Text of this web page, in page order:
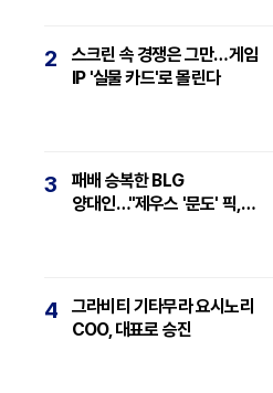
2
스크린 속 경쟁은 그만…게임
IP '실물 카드'로 몰린다
3
패배 승복한 BLG
양대인…"제우스 '문도' 픽,
4
그라비티 기타무라 요시노리
COO, 대표로 승진